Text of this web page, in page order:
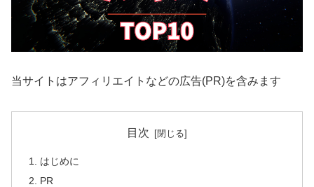
当サイトはアフィリエイトなどの広告(PR)を含みます
目次
はじめに
PR